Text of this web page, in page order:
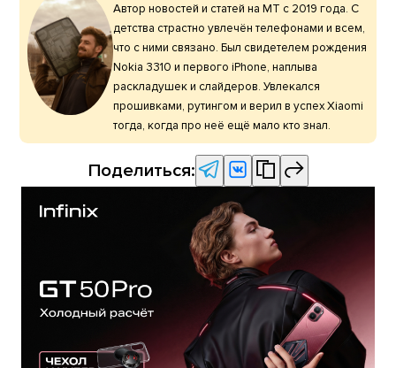
Автор новостей и статей на МТ с 2019 года. С
детства страстно увлечён телефонами и всем,
что с ними связано. Был свидетелем рождения
Nokia 3310 и первого iPhone, наплыва
раскладушек и слайдеров. Увлекался
прошивками, рутингом и верил в успех Xiaomi
тогда, когда про неё ещё мало кто знал.
Поделиться: